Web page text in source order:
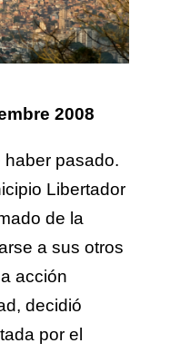
2008
pasado.
Libertador
de la
a sus otros
acción
decidió
por el